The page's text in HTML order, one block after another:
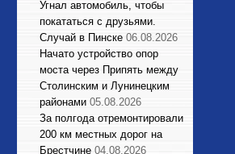
Угнал автомобиль, чтобы
покататься с друзьями.
Случай в Пинске 06.08.2026
Начато устройство опор
моста через Припять между
Столинским и Лунинецким
районами 05.08.2026
За полгода отремонтировали
200 км местных дорог на
Брестчине 04.08.2026